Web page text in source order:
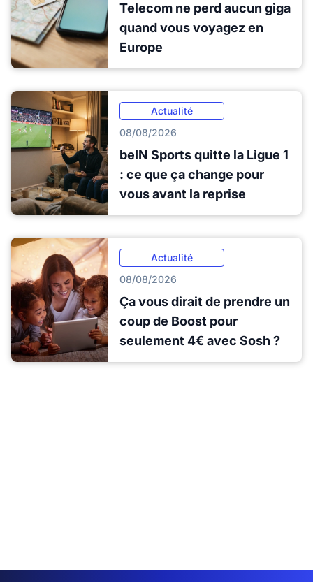
Telecom ne perd aucun giga
quand vous voyagez en
Europe
Actualité
08/08/2026
beIN Sports quitte la Ligue 1
: ce que ça change pour
vous avant la reprise
Actualité
08/08/2026
Ça vous dirait de prendre un
coup de Boost pour
seulement 4€ avec Sosh ?